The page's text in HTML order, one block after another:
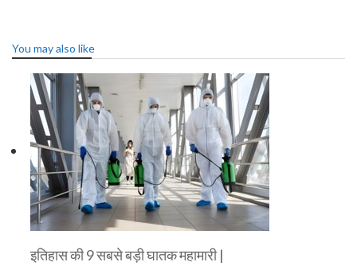
You may also like
इतिहास की 9 सबसे बड़ी घातक महामारी |